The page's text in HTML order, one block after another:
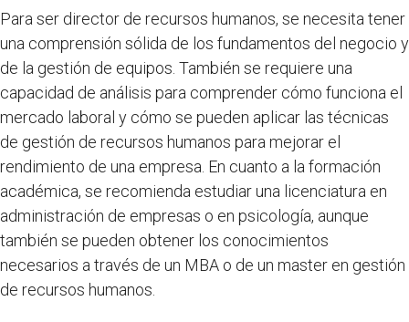
Para ser director de recursos humanos, se necesita tener
una comprensión sólida de los fundamentos del negocio y
de la gestión de equipos. También se requiere una
capacidad de análisis para comprender cómo funciona el
mercado laboral y cómo se pueden aplicar las técnicas
de gestión de recursos humanos para mejorar el
rendimiento de una empresa. En cuanto a la formación
académica, se recomienda estudiar una licenciatura en
administración de empresas o en psicología, aunque
también se pueden obtener los conocimientos
necesarios a través de un MBA o de un master en gestión
de recursos humanos.